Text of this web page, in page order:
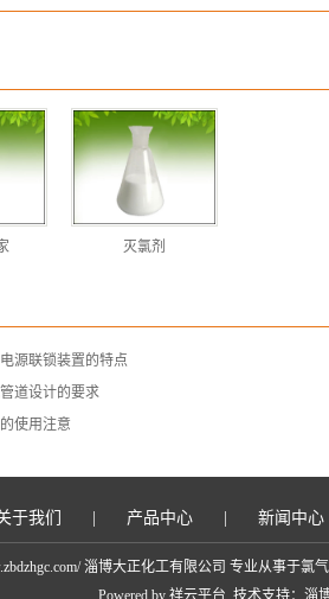
灭氯剂
源联锁装置的特点
道设计的要求
使用注意
于我们 产品中心 新闻中心
淄博大正化工有限公司 专业从事于氯
Powered by 祥云平台 技术支持： 淄